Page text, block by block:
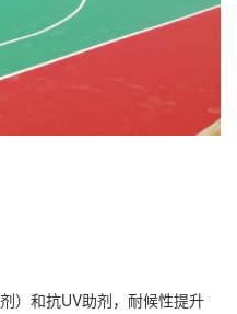
和抗UV助剂，耐候性提升